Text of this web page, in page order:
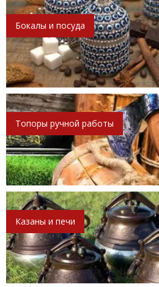
Бокалы и посуда
Топоры ручной работы
Казаны и печи